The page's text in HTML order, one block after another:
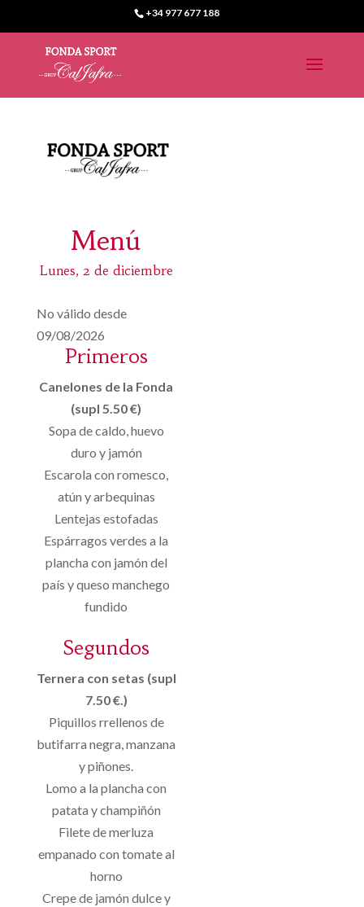
+34 977 677 188
Menú
Lunes, 2 de diciembre
No válido desde
09/08/2026
Primeros
Canelones de la Fonda
(supl 5.50 €)
Sopa de caldo, huevo
duro y jamón
Escarola con romesco,
atún y arbequinas
Lentejas estofadas
Espárragos verdes a la
plancha con jamón del
país y queso manchego
fundido
Segundos
Ternera con setas (supl
7.50 €.)
Piquillos rrellenos de
butifarra negra, manzana
y piñones.
Lomo a la plancha con
patata y champiñón
Filete de merluza
empanado con tomate al
horno
Crepe de jamón dulce y